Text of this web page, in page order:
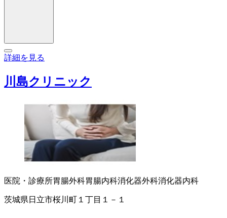
詳細を見る
川島クリニック
医院・診療所胃腸外科胃腸内科消化器外科消化器内科
茨城県日立市桜川町１丁目１－１